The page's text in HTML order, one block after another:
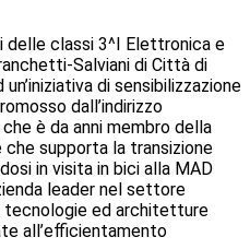
classi 3^I Elettronica e
Salviani di Città di
di sensibilizzazione
dall’indirizzo
è da anni membro della
supporta la transizione
in visita in bici alla MAD
leader nel settore
tecnologie ed architetture
all’efficientamento